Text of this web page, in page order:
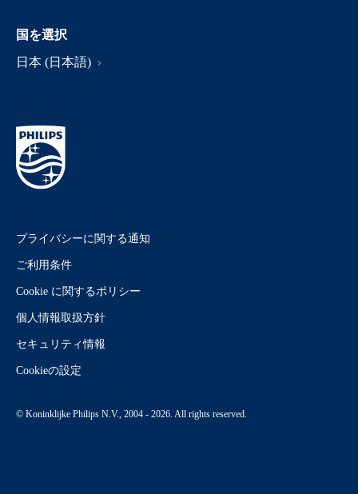
国を選択
日本 (日本語)
プライバシーに関する通知
ご利用条件
Cookie に関するポリシー
個人情報取扱方針
セキュリティ情報
Cookieの設定
© Koninklijke Philips N.V., 2004 - 2026. All rights reserved.